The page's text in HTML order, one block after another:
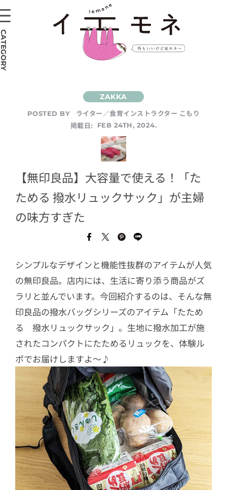
POSTED BY
ライター／食育インストラクター こもり
掲載日:
FEB 24TH, 2024.
【無印良品】大容量で使える！「た
ためる 撥水リュックサック」が主婦
の味方すぎた
シンプルなデザインと機能性抜群のアイテムが人気
の無印良品。店内には、生活に寄り添う商品がズ
ラリと並んでいます。今回紹介するのは、そんな無
印良品の撥水バッグシリーズのアイテム「たため
る 撥水リュックサック」。生地に撥水加工が施
されたコンパクトにたためるリュックを、体験ル
ポでお届けしますよ〜♪